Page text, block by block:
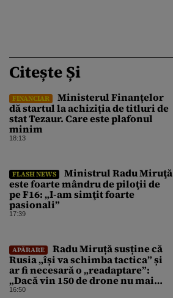
Citește Și
FINANCIAR
Ministerul Finanțelor
dă startul la achiziția de titluri de
stat Tezaur. Care este plafonul
minim
18:13
FLASH NEWS
Ministrul Radu Miruţă
este foarte mândru de piloţii de
pe F16: „I-am simţit foarte
pasionali”
17:39
APĂRARE
Radu Miruță susține că
Rusia „își va schimba tactica” și
ar fi necesară o „readaptare”:
„Dacă vin 150 de drone nu mai
suntem pe timp de pace”
16:50